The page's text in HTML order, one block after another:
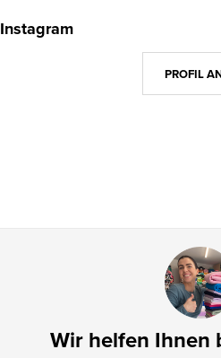
u
Wir helfen Ihnen
Instagram
PROFIL